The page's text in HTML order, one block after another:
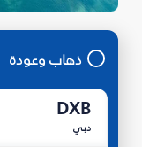
ذهاب وعودة
DXB
دبي